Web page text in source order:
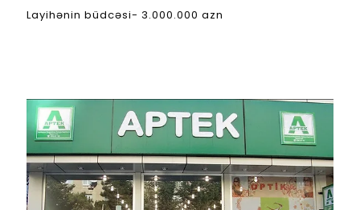
Layihənin büdcəsi- 3.000.000 azn